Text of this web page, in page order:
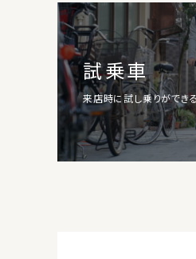
試乗車
来店時に試し乗りができ